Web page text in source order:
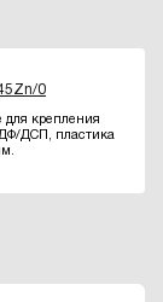
0
для крепления
ДСП, пластика